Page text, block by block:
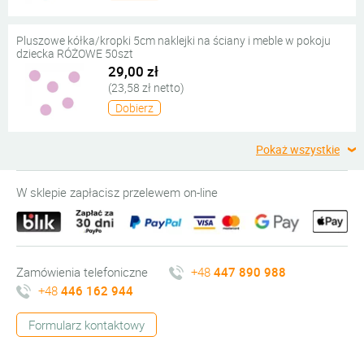
Pluszowe kółka/kropki 5cm naklejki na ściany i meble w pokoju
dziecka RÓŻOWE 50szt
29,00 zł
(23,58 zł netto)
Dobierz
Pokaż wszystkie
W sklepie zapłacisz przelewem on-line
Zamówienia telefoniczne +48 447 890 988
+48 446 162 944
Formularz kontaktowy